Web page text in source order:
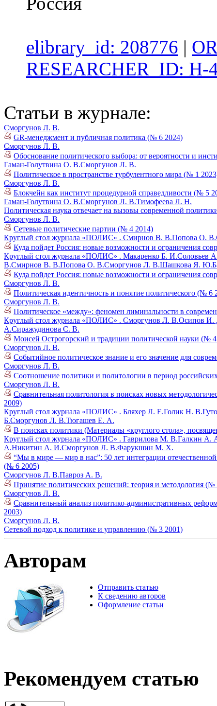
elibrary_id: 208776 |
RESEARCHER_ID: H-
Статьи в журнале:
Сморгунов Л. В.
GR-менеджмент и публичная политика (№ 6 2024)
Сморгунов Л. В.
Обоснование политического выбора: от вероятности и
Гаман-Голутвина О. В.Сморгунов Л. В.
Политическое в пространстве турбулентного мира (№ 1
Сморгунов Л. В.
Блокчейн как институт процедурной справедливости (№ 5
Гаман-Голутвина О. В.Сморгунов Л. В.Тимофеева Л. Н.
Политическая наука отвечает на вызовы современной
Сморгунов Л. В.
Сетевые политические партии (№ 4 2014)
Круглый стол журнала «ПОЛИС» . Смирнов В. В.Попова О. В.
Куда пойдет Россия: новые возможности и ограничения
Круглый стол журнала «ПОЛИС» . Макаренко Б. И.Соловьев
В.Смирнов В. В.Попова О. В.Сморгунов Л. В.Шашкова Я. Ю.
Куда пойдет Россия: новые возможности и ограничения
Сморгунов Л. В.
Политическая идентичность и понятие политического (№ 6
Сморгунов Л. В.
Политическое «между»: феномен лиминальности в
Круглый стол журнала «ПОЛИС» . Сморгунов Л. В.Осипов И.
А.Сиражудинова С. В.
Моисей Острогорский и традиции политической науки (№
Сморгунов Л. В.
Событийное политическое знание и его значение для
Сморгунов Л. В.
Соотношение политики и политологии в период
Сморгунов Л. В.
Сравнительная политология в поисках новых
2009)
Круглый стол журнала «ПОЛИС» . Бляхер Л. Е.Голик Н. В.
Б.Сморгунов Л. В.Тюгашев Е. А.
В поисках политики (Материалы «круглого стола»,
Круглый стол журнала «ПОЛИС» . Гаврилова М. В.Галкин А.
А.Никитин А. И.Сморгунов Л. В.Фарукшин М. Х.
“Мы в мире — мир в нас”: 50 лет интеграции
(№ 6 2005)
Сморгунов Л. В.Павроз А. В.
Принятие политических решений: теория и методология (№
Сморгунов Л. В.
Сравнительный анализ политико-административных
2003)
Сморгунов Л. В.
Сетевой подход к политике и управлению (№ 3 2001)
Авторам
Отправить статью
К сведению авторов
Оформление статьи
Рекомендуем статью